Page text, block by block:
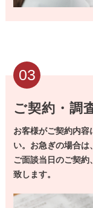
ご契約・調
お客様がご契約内容
い。お急ぎの場合は
ご面談当日のご契
致します。
03